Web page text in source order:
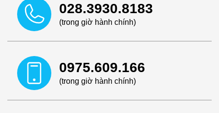
028.3930.8183
(trong giờ hành chính)
0975.609.166
(trong giờ hành chính)